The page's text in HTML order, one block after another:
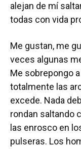
alejan de mí
todas con vida
Me gustan, me
veces algunas
Me sobrepongo
totalmente las
excede. Nada
rondan saltando
las enrosco en
pulseras. Los